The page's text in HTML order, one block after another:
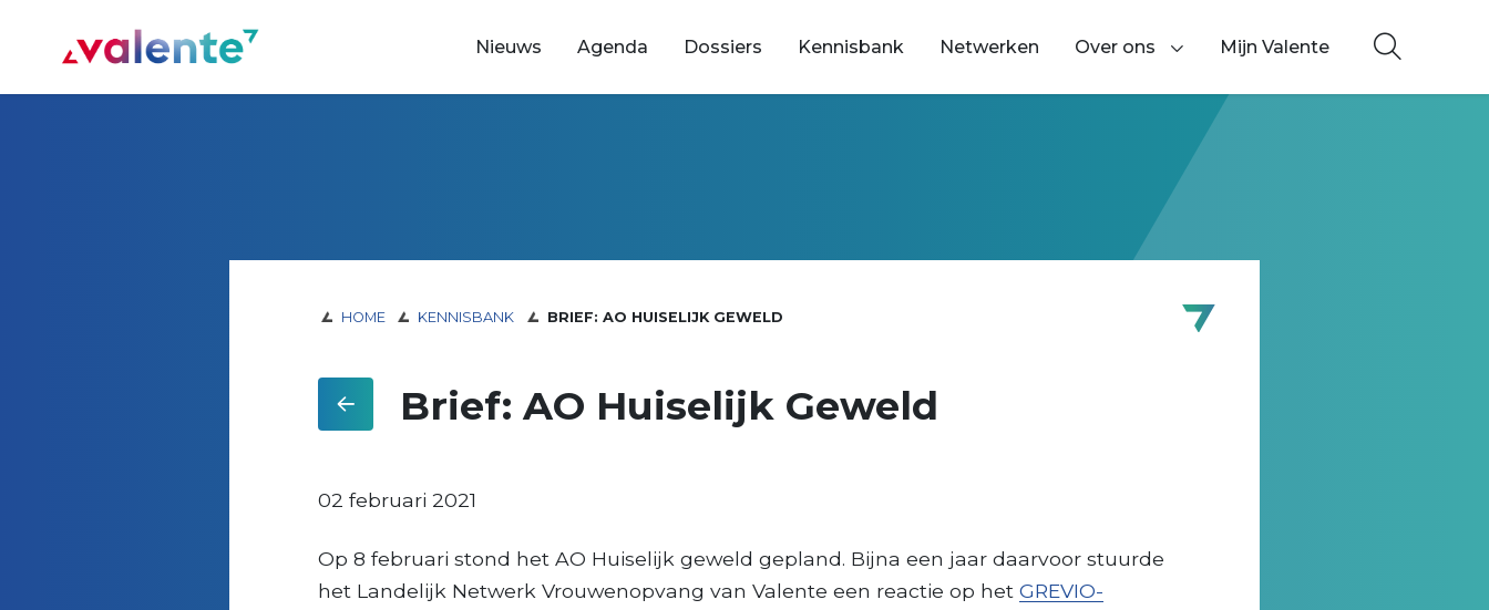
Vereniging Valente
Nieuws Agenda Dossiers Kennisbank Netwerken Over ons
Toon onderliggende navigatie items
Mijn Valente
HOME KENNISBANK BRIEF: AO HUISELIJK GEWELD
Brief: AO Huiselijk Geweld
02 februari 2021
Op 8 februari stond het AO Huiselijk geweld gepland. Bijna een jaar daarvoor stuurde
het Landelijk Netwerk Vrouwenopvang van Valente een reactie op het GREVIO-